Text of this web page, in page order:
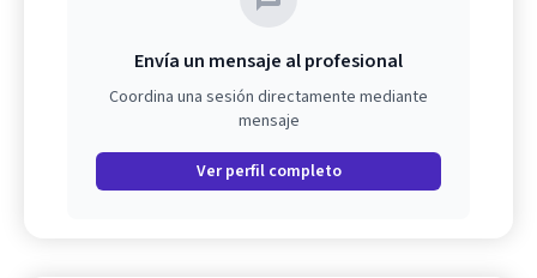
Envía un mensaje al profesional
Coordina una sesión directamente mediante
mensaje
Ver perfil completo